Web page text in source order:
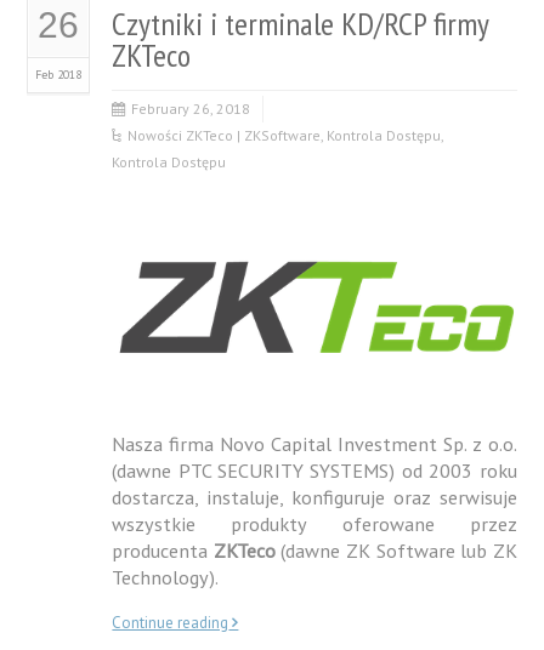
26
Feb 2018
Czytniki i terminale KD/RCP firmy
ZKTeco
February 26, 2018
Nowości ZKTeco | ZKSoftware, Kontrola Dostępu,
Kontrola Dostępu
Nasza firma Novo Capital Investment Sp. z o.o.
(dawne PTC SECURITY SYSTEMS) od 2003 roku
dostarcza, instaluje, konfiguruje oraz serwisuje
wszystkie produkty oferowane przez
producenta ZKTeco(dawne ZK Software lub ZK
Technology).
Continue reading